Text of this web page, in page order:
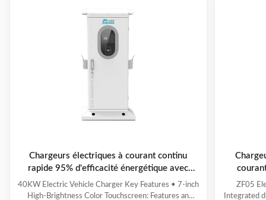
Chargeurs électriques à courant continu
rapide 95% d'efficacité énergétique avec
écran tactile de 7 pouces OCPP 1.6
40KW Electric Vehicle Charger Key Features • 7-inch
High-Brightness Color Touchscreen: Features an
ZF05
Integrated